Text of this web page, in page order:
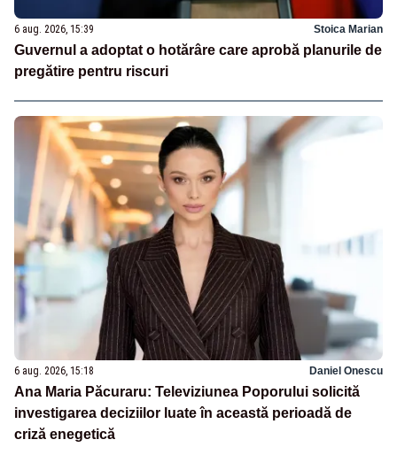
6 aug. 2026, 15:39 Stoica Marian
Guvernul a adoptat o hotărâre care aprobă planurile de
pregătire pentru riscuri
6 aug. 2026, 15:18 Daniel Onescu
Ana Maria Păcuraru: Televiziunea Poporului solicită
investigarea deciziilor luate în această perioadă de
criză enegetică